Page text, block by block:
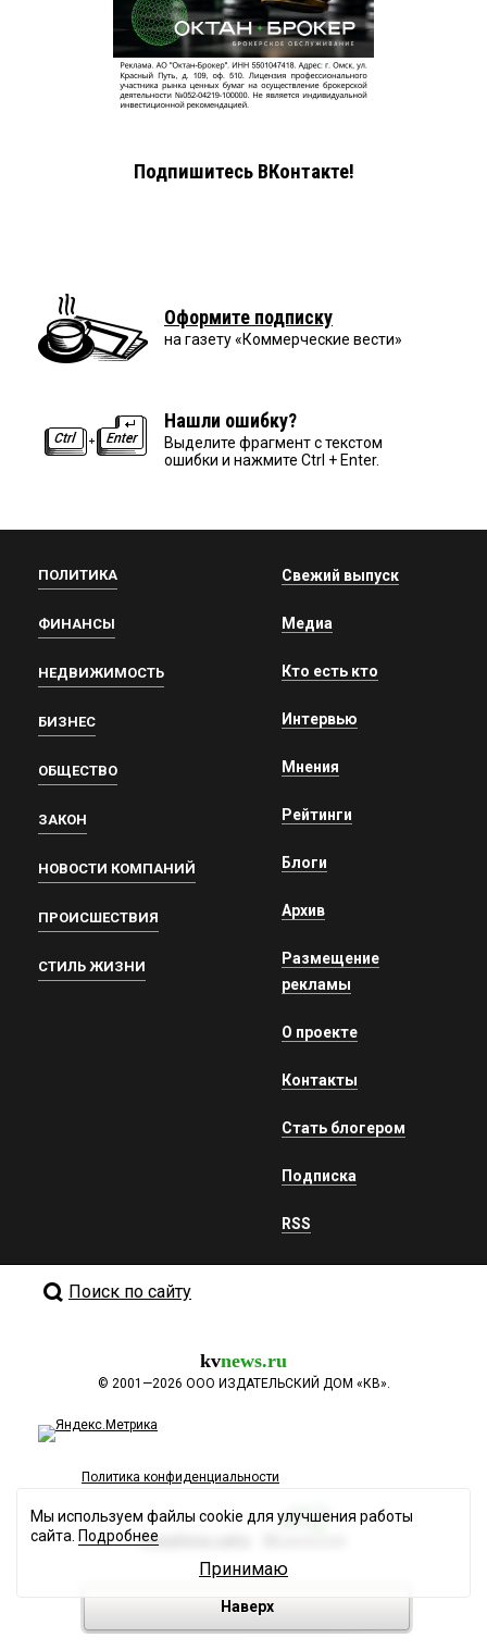
Подпишитесь ВКонтакте!
Оформите подписку
на газету «Коммерческие вести»
Нашли ошибку?
Выделите фрагмент с текстом
ошибки и нажмите Ctrl + Enter.
ПОЛИТИКА
ФИНАНСЫ
НЕДВИЖИМОСТЬ
БИЗНЕС
ОБЩЕСТВО
ЗАКОН
НОВОСТИ КОМПАНИЙ
ПРОИСШЕСТВИЯ
СТИЛЬ ЖИЗНИ
Свежий выпуск
Медиа
Кто есть кто
Интервью
Мнения
Рейтинги
Блоги
Архив
Размещение
рекламы
О проекте
Контакты
Стать блогером
Подписка
RSS
Поиск по сайту
kvnews.ru
© 2001—2026 ООО ИЗДАТЕЛЬСКИЙ ДОМ «КВ».
Политика конфиденциальности
Разработка сайта
Наверх
Мы используем файлы cookie для улучшения работы
сайта. Подробнее
Принимаю